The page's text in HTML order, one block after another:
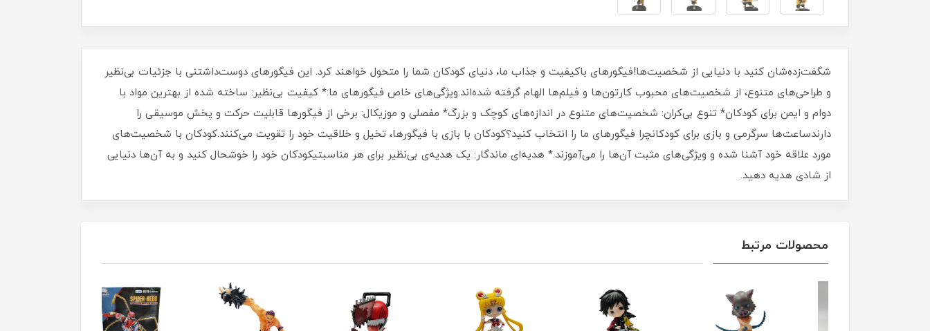
شگفت‌زده‌شان کنید با دنیایی از شخصیت‌ها!فیگورهای باکیفیت و جذاب ما، دنیای کودکان شما را متحول خواهند کرد. این فیگورهای دوست‌داشتنی با جزئیات بی‌نظیر
و طراحی‌های متنوع، از شخصیت‌های محبوب کارتون‌ها و فیلم‌ها الهام گرفته شده‌اند.ویژگی‌های خاص فیگورهای ما:* کیفیت بی‌نظیر: ساخته شده از بهترین مواد با
دوام و ایمن برای کودکان* تنوع بی‌کران: شخصیت‌های متنوع در اندازه‌های کوچک و بزرگ* مفصلی و موزیکال: برخی از فیگورها قابلیت حرکت و پخش موسیقی را
دارندساعت‌ها سرگرمی و بازی برای کودکانچرا فیگورهای ما را انتخاب کنید؟کودکان با بازی با فیگورها، تخیل و خلاقیت خود را تقویت می‌کنند.کودکان با شخصیت‌های
مورد علاقه خود آشنا شده و ویژگی‌های مثبت آن‌ها را می‌آموزند.* هدیه‌ای ماندگار: یک هدیه‌ی بی‌نظیر برای هر مناسبتیکودکان خود را خوشحال کنید و به آن‌ها دنیایی
از شادی هدیه دهید.
محصولات مرتبط